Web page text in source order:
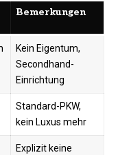
Bemerkungen
Kein Eigentum,
Secondhand-
Einrichtung ​
Standard-PKW,
kein Luxus mehr ​
Explizit keine